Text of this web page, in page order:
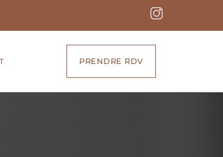
PRENDRE RDV